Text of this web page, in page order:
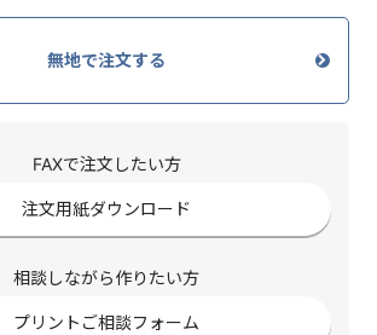
無地で注文する
FAXで注文したい方
注文用紙ダウンロード
相談しながら作りたい方
プリントご相談フォーム